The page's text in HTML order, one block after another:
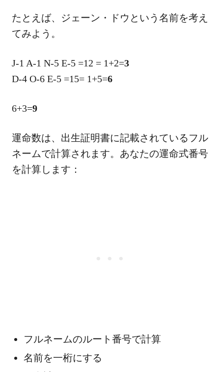
たとえば、ジェーン・ドウという名前を考え
てみよう。
J-1 A-1 N-5 E-5 =12 = 1+2=3
D-4 O-6 E-5 =15= 1+5=6
6+3=9
運命数は、出生証明書に記載されているフル
ネームで計算されます。あなたの運命式番号
を計算します：
フルネームのルート番号で計算
名前を一桁にする